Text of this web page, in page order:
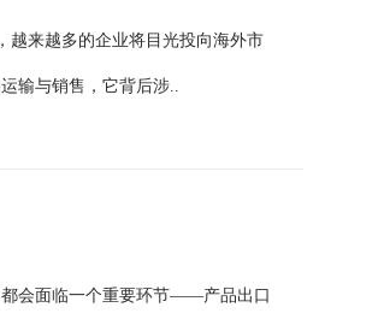
越来越多的企业将目光投向海外市
输与销售，它背后涉..
都会面临一个重要环节——产品出口